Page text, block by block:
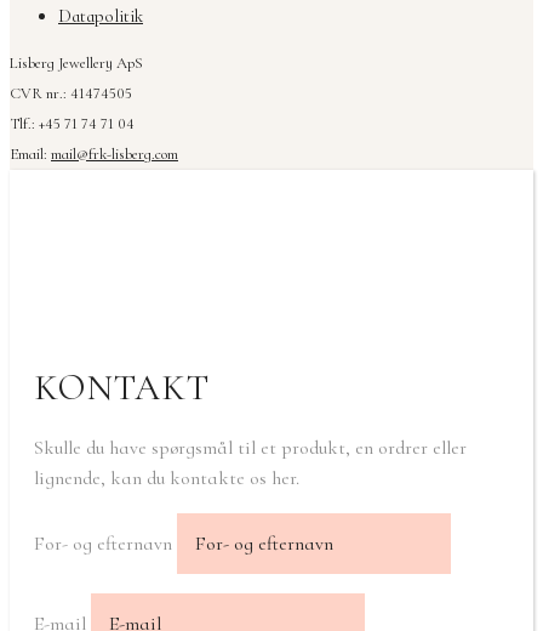
Datapolitik
Lisberg Jewellery ApS
CVR nr.: 41474505
Tlf.: +45 71 74 71 04
Email: mail@frk-lisberg.com
KONTAKT
Skulle du have spørgsmål til et produkt, en ordrer eller
lignende, kan du kontakte os her.
For- og efternavn
E-mail